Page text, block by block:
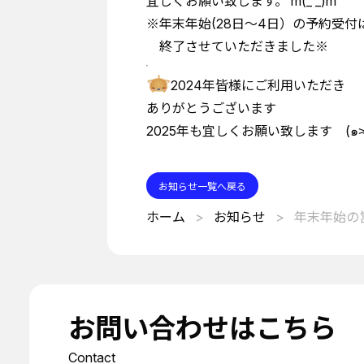
※年末年始(28日～4日）の予約受付
終了させていただきました※
2024年皆様にご利用いただき
ありがとうございます
2025年も宜しくお願い致します
お知らせ一覧へ戻る
ホーム お知らせ 年末年始の
お問い合わせはこちら
Contact